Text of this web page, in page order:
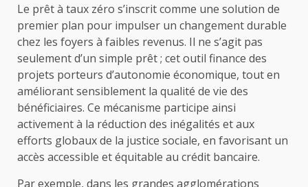
Le prêt à taux zéro s’inscrit comme une solution de
premier plan pour impulser un changement durable
chez les foyers à faibles revenus. Il ne s’agit pas
seulement d’un simple prêt ; cet outil finance des
projets porteurs d’autonomie économique, tout en
améliorant sensiblement la qualité de vie des
bénéficiaires. Ce mécanisme participe ainsi
activement à la réduction des inégalités et aux
efforts globaux de la justice sociale, en favorisant un
accès accessible et équitable au crédit bancaire.
Par exemple, dans les grandes agglomérations